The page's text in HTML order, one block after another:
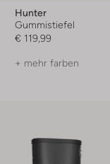
Hunter
Gummistiefel
€ 119,99
+ mehr farben